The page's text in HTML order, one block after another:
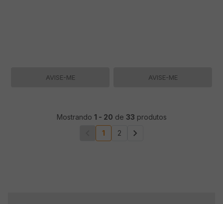
AVISE-ME AVISE-ME
Mostrando 1 - 20 de 33 produtos
1
2